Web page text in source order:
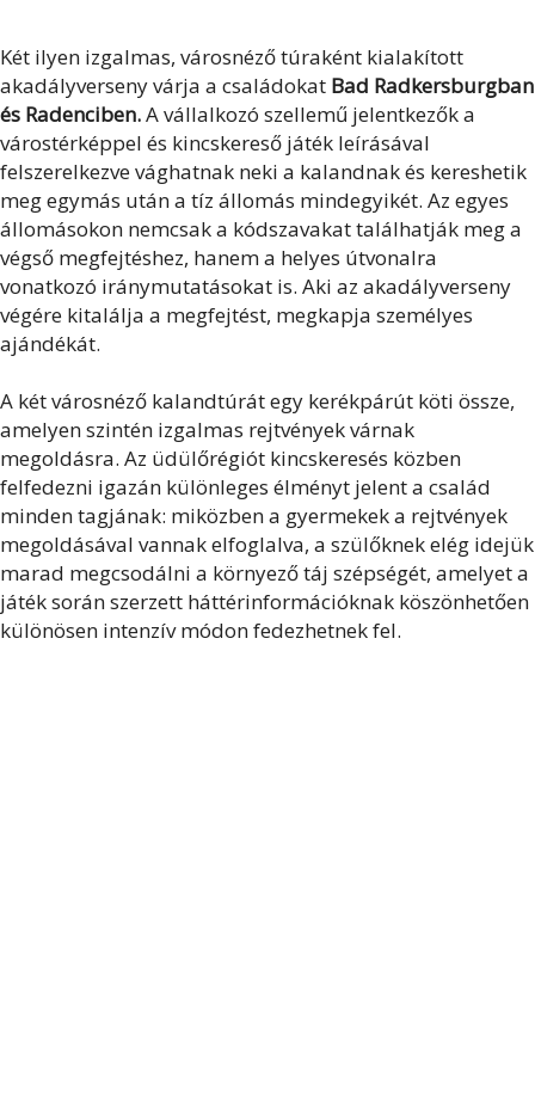
Két ilyen izgalmas, városnéző túraként kialakított
akadályverseny várja a családokat Bad Radkersburgban
és Radenciben.A vállalkozó szellemű jelentkezők a
várostérképpel és kincskereső játék leírásával
felszerelkezve vághatnak neki a kalandnak és kereshetik
meg egymás után a tíz állomás mindegyikét. Az egyes
állomásokon nemcsak a kódszavakat találhatják meg a
végső megfejtéshez, hanem a helyes útvonalra
vonatkozó iránymutatásokat is. Aki az akadályverseny
végére kitalálja a megfejtést, megkapja személyes
ajándékát.
A két városnéző kalandtúrát egy kerékpárút köti össze,
amelyen szintén izgalmas rejtvények várnak
megoldásra. Az üdülőrégiót kincskeresés közben
felfedezni igazán különleges élményt jelent a család
minden tagjának: miközben a gyermekek a rejtvények
megoldásával vannak elfoglalva, a szülőknek elég idejük
marad megcsodálni a környező táj szépségét, amelyet a
játék során szerzett háttérinformációknak köszönhetően
különösen intenzív módon fedezhetnek fel.